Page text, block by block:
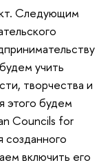
Следующим
учить
творчества и
этого будем
Councils for
созданного
включить его